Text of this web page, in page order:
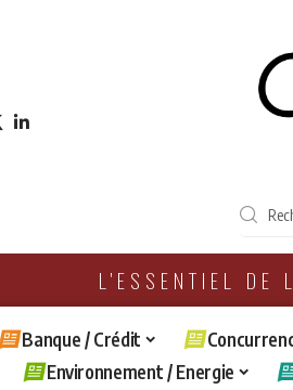
L'ESSENTIEL DE
Banque / Crédit
Environnement / Energie